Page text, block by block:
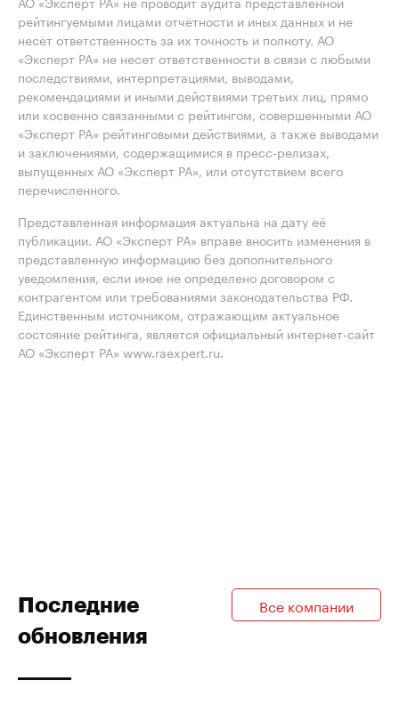
рейтингуемыми лицами отчётности и иных данных и не
несёт ответственность за их точность и полноту. АО
«Эксперт РА» не несет ответственности в связи с любыми
последствиями, интерпретациями, выводами,
рекомендациями и иными действиями третьих лиц, прямо
или косвенно связанными с рейтингом, совершенными АО
«Эксперт РА» рейтинговыми действиями, а также выводами
и заключениями, содержащимися в пресс-релизах,
выпущенных АО «Эксперт РА», или отсутствием всего
перечисленного.
Представленная информация актуальна на дату её
публикации. АО «Эксперт РА» вправе вносить изменения в
представленную информацию без дополнительного
уведомления, если иное не определено договором с
контрагентом или требованиями законодательства РФ.
Единственным источником, отражающим актуальное
состояние рейтинга, является официальный интернет-сайт
АО «Эксперт РА» www.raexpert.ru.
Последние
обновления
Все компании